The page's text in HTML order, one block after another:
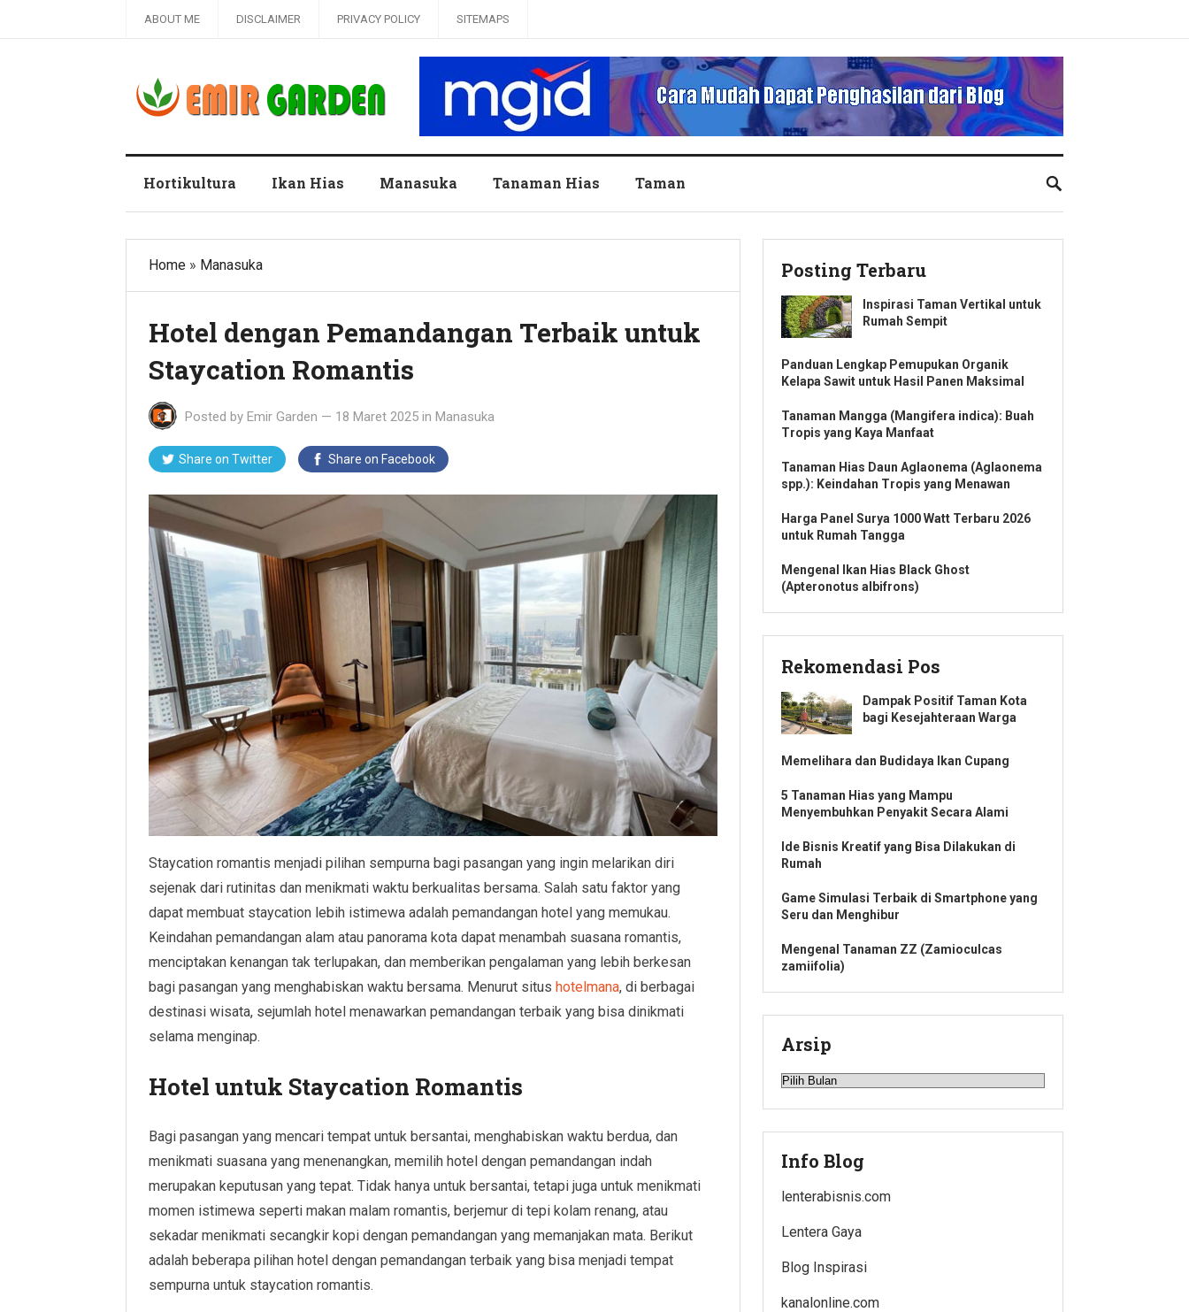
ABOUT ME DISCLAIMER PRIVACY POLICY SITEMAPS
Hortikultura Ikan Hias Manasuka Tanaman Hias Taman
Home » Manasuka
Hotel dengan Pemandangan Terbaik untuk
Staycation Romantis
Posted by Emir Garden — 18 Maret 2025 in Manasuka
Share on Twitter Share on Facebook
Staycation romantis menjadi pilihan sempurna bagi pasangan yang ingin melarikan diri
sejenak dari rutinitas dan menikmati waktu berkualitas bersama. Salah satu faktor yang
dapat membuat staycation lebih istimewa adalah pemandangan hotel yang memukau.
Keindahan pemandangan alam atau panorama kota dapat menambah suasana romantis,
menciptakan kenangan tak terlupakan, dan memberikan pengalaman yang lebih berkesan
bagi pasangan yang menghabiskan waktu bersama. Menurut situs hotelmana, di berbagai
destinasi wisata, sejumlah hotel menawarkan pemandangan terbaik yang bisa dinikmati
selama menginap.
Hotel untuk Staycation Romantis
Bagi pasangan yang mencari tempat untuk bersantai, menghabiskan waktu berdua, dan
menikmati suasana yang menenangkan, memilih hotel dengan pemandangan indah
merupakan keputusan yang tepat. Tidak hanya untuk bersantai, tetapi juga untuk menikmati
momen istimewa seperti makan malam romantis, berjemur di tepi kolam renang, atau
sekadar menikmati secangkir kopi dengan pemandangan yang memanjakan mata. Berikut
adalah beberapa pilihan hotel dengan pemandangan terbaik yang bisa menjadi tempat
sempurna untuk staycation romantis.
Posting Terbaru
Inspirasi Taman Vertikal untuk
Rumah Sempit
Panduan Lengkap Pemupukan Organik
Kelapa Sawit untuk Hasil Panen Maksimal
Tanaman Mangga (Mangifera indica): Buah
Tropis yang Kaya Manfaat
Tanaman Hias Daun Aglaonema (Aglaonema
spp.): Keindahan Tropis yang Menawan
Harga Panel Surya 1000 Watt Terbaru 2026
untuk Rumah Tangga
Mengenal Ikan Hias Black Ghost
(Apteronotus albifrons)
Rekomendasi Pos
Dampak Positif Taman Kota
bagi Kesejahteraan Warga
Memelihara dan Budidaya Ikan Cupang
5 Tanaman Hias yang Mampu
Menyembuhkan Penyakit Secara Alami
Ide Bisnis Kreatif yang Bisa Dilakukan di
Rumah
Game Simulasi Terbaik di Smartphone yang
Seru dan Menghibur
Mengenal Tanaman ZZ (Zamioculcas
zamiifolia)
Arsip
Arsip
Info Blog
lenterabisnis.com
Lentera Gaya
Blog Inspirasi
kanalonline.com